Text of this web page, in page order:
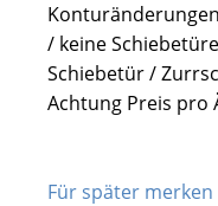
/ keine
Schiebetür /
Achtung Preis pro
Für später merken